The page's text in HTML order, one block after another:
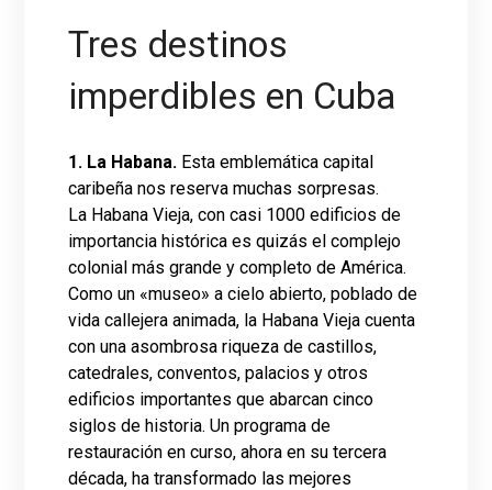
Tres destinos
imperdibles en Cuba
1. La Habana. Esta emblemática capital
caribeña nos reserva muchas sorpresas.
La Habana Vieja, con casi 1000 edificios de
importancia histórica es quizás el complejo
colonial más grande y completo de América.
Como un «museo» a cielo abierto, poblado de
vida callejera animada, la Habana Vieja cuenta
con una asombrosa riqueza de castillos,
catedrales, conventos, palacios y otros
edificios importantes que abarcan cinco
siglos de historia. Un programa de
restauración en curso, ahora en su tercera
década, ha transformado las mejores